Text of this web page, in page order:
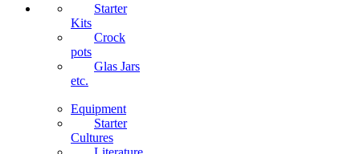
Starter
Kits
Crock
pots
Glas Jars
etc.
Equipment
Starter
Cultures